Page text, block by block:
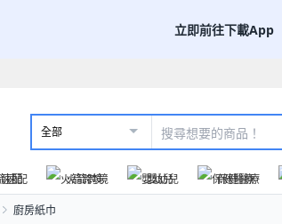
立即前往下載App
全部
速配 火箭跨境 嬰幼兒 保健醫療
廚房紙巾